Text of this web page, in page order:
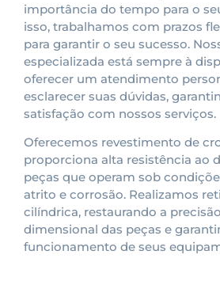
importância do tempo para o
isso, trabalhamos com prazos
para garantir o seu sucesso.
especializada está sempre à
oferecer um atendimento
esclarecer suas dúvidas,
satisfação com nossos serviços.
Oferecemos revestimento de
proporciona alta resistência ao
peças que operam sob
atrito e corrosão. Realizamos
cilíndrica, restaurando a
dimensional das peças e
funcionamento de seus